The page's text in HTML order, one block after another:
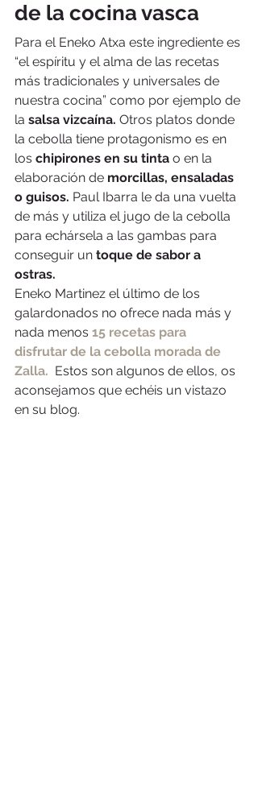
de la cocina vasca
Para el Eneko Atxa este ingrediente es
“el espíritu y el alma de las recetas
más tradicionales y universales de
nuestra cocina” como por ejemplo de
la salsa vizcaína. Otros platos donde
la cebolla tiene protagonismo es en
los chipirones en su tinta o en la
elaboración de morcillas, ensaladas
o guisos. Paul Ibarra le da una vuelta
de más y utiliza el jugo de la cebolla
para echársela a las gambas para
conseguir un toque de sabor a
ostras.
Eneko Martinez el último de los
galardonados no ofrece nada más y
nada menos 15 recetas para
disfrutar de la cebolla morada de
Zalla. Estos son algunos de ellos, os
aconsejamos que echéis un vistazo
en su blog.